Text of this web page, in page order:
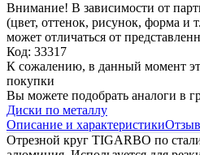
Внимание! В зависимости от
(цвет, оттенок, рисунок, форма и
может отличаться от
Код: 33317
К сожалению, в данный момент
покупки
Вы можете подобрать аналоги в
Диски по металлу
Описание и характеристики
Отрезной круг TIGARBO по